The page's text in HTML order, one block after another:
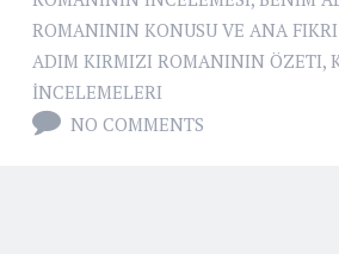
ROMANININ KONUSU VE ANA
ADIM KIRMIZI ROMANININ ÖZETI,
İNCELEMELERI
NO COMMENTS